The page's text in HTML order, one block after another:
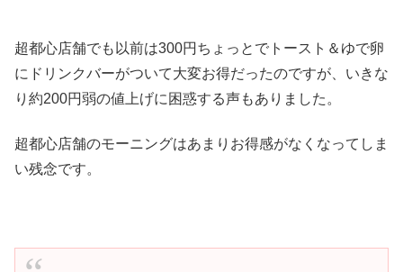
超都心店舗でも以前は300円ちょっとでトースト＆ゆで卵
にドリンクバーがついて大変お得だったのですが、いきな
り約200円弱の値上げに困惑する声もありました。
超都心店舗のモーニングはあまりお得感がなくなってしま
い残念です。